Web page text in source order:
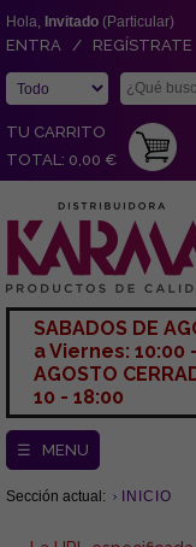
Hola, Invitado (Particular)
ENTRA / REGÍSTRATE
TU CARRITO
TOTAL: 0,00 €
SABADOS DE
a Viernes: 10:00
AGOSTO
10 - 18:00
☰ MENU
Sección actual: INICIO